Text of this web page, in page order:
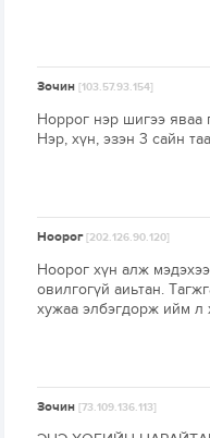
Зочин[103.57.93.154]
Норрог нэр шигээ яваа
Нэр, хүн, эзэн 3 сайн
Ноорог[202.126.90.120]
Ноорог хүн алж
овилгогүй аиьтан.
хужаа элбэгдорж ийм л
Зочин[73.109.136.113]